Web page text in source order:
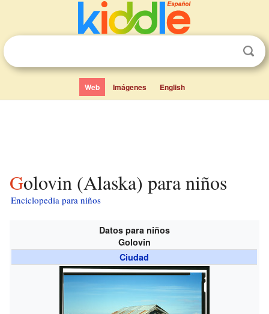
Web Imágenes English
Golovin (Alaska) para niños
Enciclopedia para niños
Datos para niños
Golovin
Ciudad